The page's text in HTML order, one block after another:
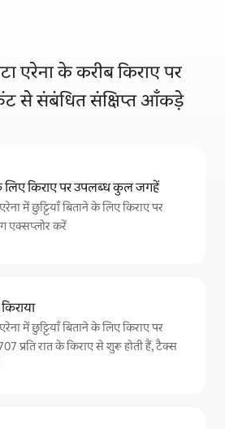
एरेना के करीब किराए पर
से संबंधित संक्षिप्त आँकड़े
लिए किराए पर उपलब्ध कुल जगहें
में छुट्टियाँ बिताने के लिए किराए पर
एक्सप्लोर करें
में छुट्टियाँ बिताने के लिए किराए पर
प्रति रात के किराए से शुरू होती हैं, टैक्स